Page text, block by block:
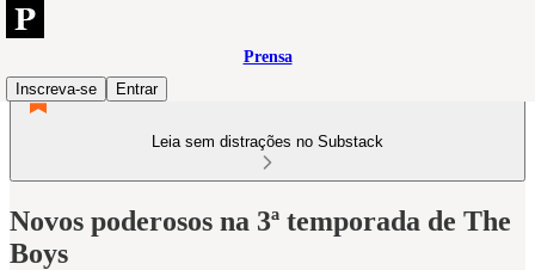
Prensa
Inscreva-se
Entrar
Leia sem distrações no Substack
Novos poderosos na 3ª temporada de The
Boys